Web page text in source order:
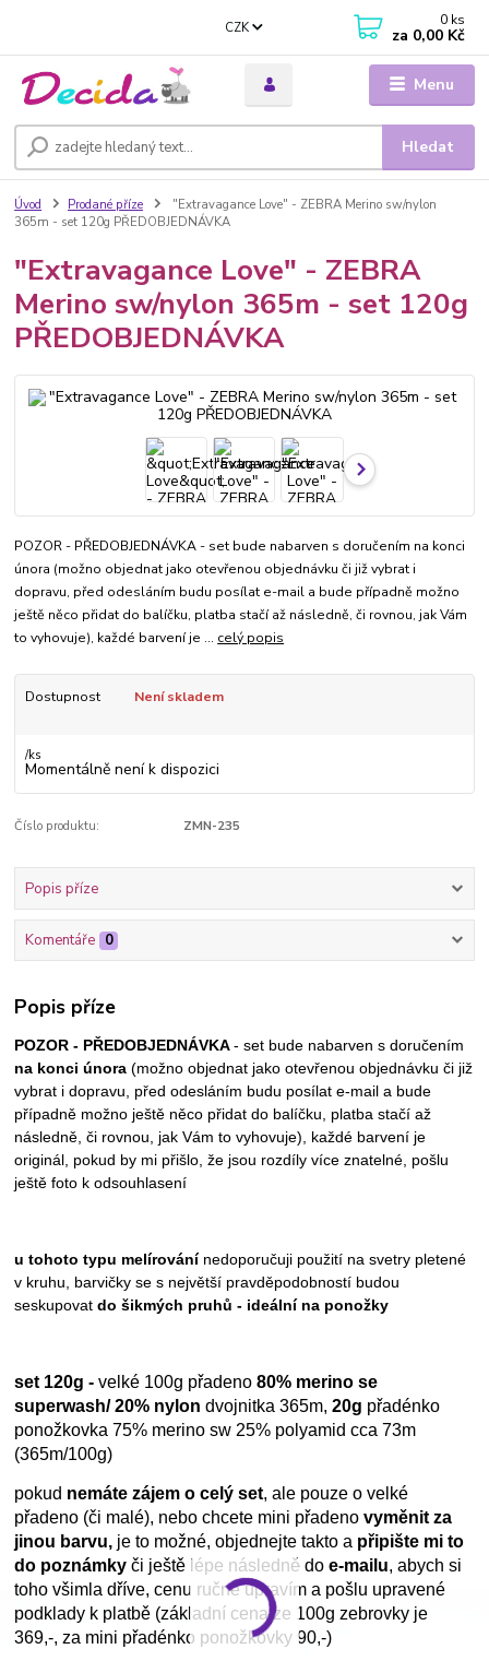
Menu
CZK
Hledat
0 ks
za 0,00 Kč
Úvod Prodané příze
"Extravagance Love" - ZEBRA Merino sw/nylon
365m - set 120g PŘEDOBJEDNÁVKA
"Extravagance Love" - ZEBRA
Merino sw/nylon 365m - set 120g
PŘEDOBJEDNÁVKA
POZOR - PŘEDOBJEDNÁVKA - set bude nabarven s doručením na konci
února (možno objednat jako otevřenou objednávku či již vybrat i
dopravu, před odesláním budu posílat e-mail a bude případně možno
ještě něco přidat do balíčku, platba stačí až následně, či rovnou, jak Vám
to vyhovuje), každé barvení je ... celý popis
Dostupnost Není skladem
/ks
Momentálně není k dispozici
Číslo produktu: ZMN-235
Popis příze
Komentáře 0
Popis příze
POZOR - PŘEDOBJEDNÁVKA- set bude nabarven s doručením
na konci února(možno objednat jako otevřenou objednávku či již
vybrat i dopravu, před odesláním budu posílat e-mail a bude
případně možno ještě něco přidat do balíčku, platba stačí až
následně, či rovnou, jak Vám to vyhovuje), každé barvení je
originál, pokud by mi přišlo, že jsou rozdíly více znatelné, pošlu
ještě foto k odsouhlasení
u tohoto typu melírování nedoporučuji použití na svetry pletené
v kruhu, barvičky se s největší pravděpodobností budou
seskupovat do šikmých pruhů - ideální na ponožky
set 120g -velké 100g přadeno 80% merino se
superwash/ 20% nylon dvojnitka 365m, 20g přadénko
ponožkovka 75% merino sw 25% polyamid cca 73m
(365m/100g)
pokud nemáte zájem o celý set, ale pouze o velké
přadeno (či malé), nebo chcete mini přadenovyměnit za
jinou barvu, je to možné, objednejte takto a připište mi to
do poznámky či ještě lépe následně doe-mailu, abych si
toho všimla dříve, cenu ručně upravím a pošlu upravené
podklady k platbě (základní cena ze 100g zebrovky je
369,-, za mini přadénko ponožkovky 90,-)